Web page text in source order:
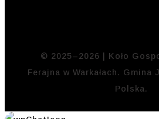
© 2025–2026 | Koło
Ferajna w Warkałach. Gmina
Polska.